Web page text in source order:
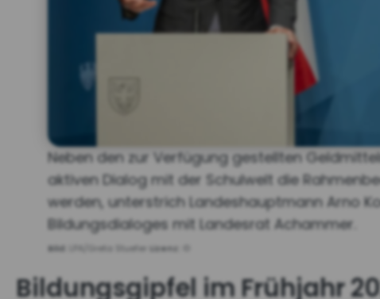
Neben den zur Verfügung gestellten
aktiven Dialog mit der Schulwelt die
werden, unterstrich Landeshauptmann Arno
Bildungsdialoges mit Landesrat Achammer.
Bild: LPA/Greta Stuefer Lizenz:
Bildungsgipfel im Frühjahr